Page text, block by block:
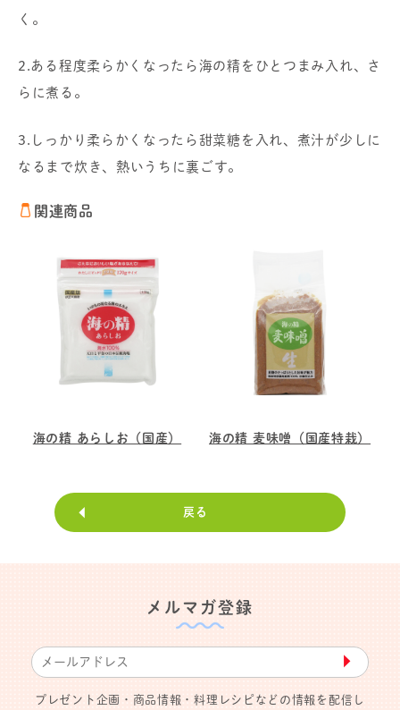
く。
2.ある程度柔らかくなったら海の精をひとつまみ入れ、さ
らに煮る。
3.しっかり柔らかくなったら甜菜糖を入れ、煮汁が少しに
なるまで炊き、熱いうちに裏ごす。
関連商品
海の精 あらしお（国産） 海の精 麦味噌（国産特栽）
戻る
メルマガ登録
▶︎
プレゼント企画・商品情報・料理レシピなどの情報を配信し